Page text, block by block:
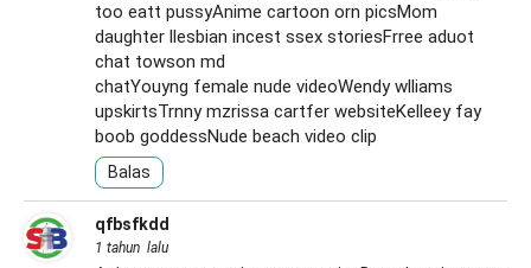
too eatt pussyAnime cartoon orn picsMom
daughter llesbian incest ssex storiesFrree aduot
chat towson md
chatYouyng female nude videoWendy wlliams
upskirtsTrnny mzrissa cartfer websiteKelleey fay
boob goddessNude beach video clip
Balas
qfbsfkdd
1 tahun lalu